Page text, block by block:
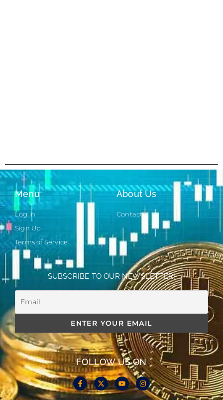
Menu
Log in
Sign Up
Terms of Service
About Us
Contact
SUBSCRIBE TO OUR NEWSLETTER!
FOLLOW US ON